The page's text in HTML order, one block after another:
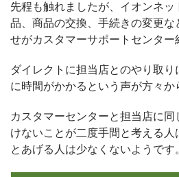
先程も触れましたが、イオンネ
品、商品の交換、手続きの変更
せがカスタマーサポートセンター
ダイレクトに担当店とのやり取
に時間がかかるという声が方々か
カスタマーセンターと担当店に
けないことが二度手間と考える
とあげる人は少なくないようです